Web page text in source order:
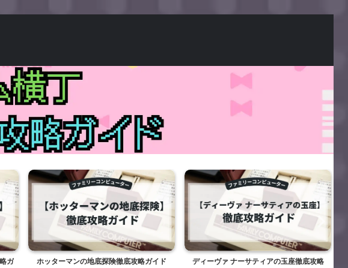
ホッターマンの地底探険徹底攻略ガイド
ディーヴァ ナーサティアの玉座徹底攻略